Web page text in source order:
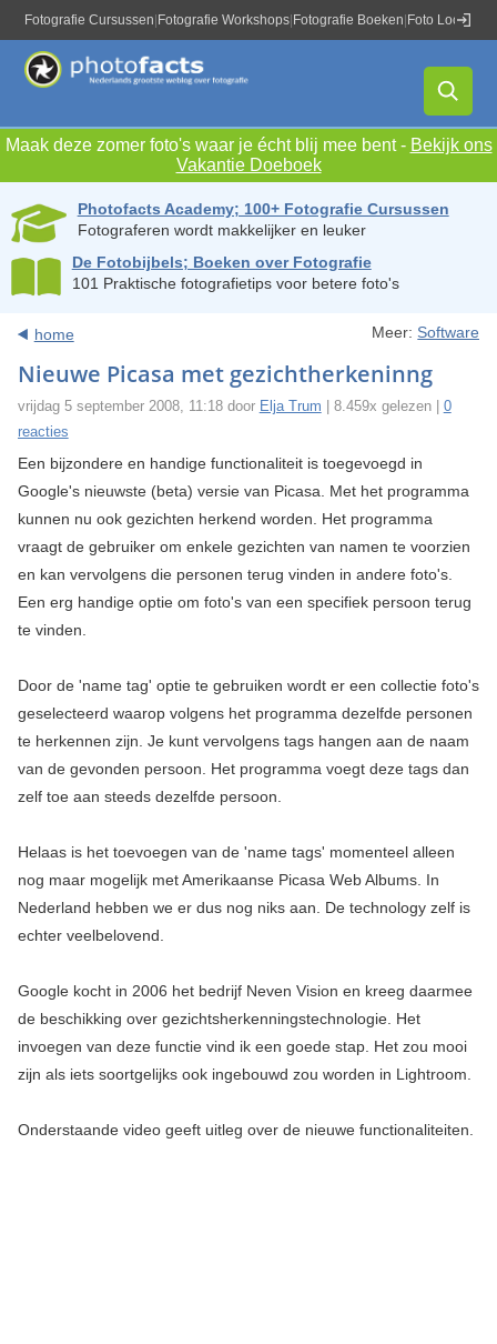
Fotografie Cursussen Fotografie Workshops Fotografie Boeken Foto Locaties
Maak deze zomer foto's waar je écht blij mee bent - Bekijk ons
Vakantie Doeboek
Photofacts Academy; 100+ Fotografie Cursussen
Fotograferen wordt makkelijker en leuker
De Fotobijbels; Boeken over Fotografie
101 Praktische fotografietips voor betere foto's
home Meer: Software
Nieuwe Picasa met gezichtherkeninng
vrijdag 5 september 2008, 11:18 door Elja Trum | 8.459x gelezen | 0
reacties
Een bijzondere en handige functionaliteit is toegevoegd in
Google's nieuwste (beta) versie van Picasa. Met het programma
kunnen nu ook gezichten herkend worden. Het programma
vraagt de gebruiker om enkele gezichten van namen te voorzien
en kan vervolgens die personen terug vinden in andere foto's.
Een erg handige optie om foto's van een specifiek persoon terug
te vinden.
Door de 'name tag' optie te gebruiken wordt er een collectie foto's
geselecteerd waarop volgens het programma dezelfde personen
te herkennen zijn. Je kunt vervolgens tags hangen aan de naam
van de gevonden persoon. Het programma voegt deze tags dan
zelf toe aan steeds dezelfde persoon.
Helaas is het toevoegen van de 'name tags' momenteel alleen
nog maar mogelijk met Amerikaanse Picasa Web Albums. In
Nederland hebben we er dus nog niks aan. De technology zelf is
echter veelbelovend.
Google kocht in 2006 het bedrijf Neven Vision en kreeg daarmee
de beschikking over gezichtsherkenningstechnologie. Het
invoegen van deze functie vind ik een goede stap. Het zou mooi
zijn als iets soortgelijks ook ingebouwd zou worden in Lightroom.
Onderstaande video geeft uitleg over de nieuwe functionaliteiten.